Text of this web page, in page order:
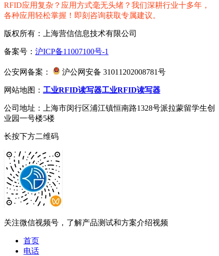
RFID应用复杂？应用方式毫无头绪？我们深耕行业十多年，
各种应用轻松掌握！即刻咨询获取专属建议。
版权所有：上海营信信息技术有限公司
备案号： 沪ICP备11007100号-1
公安网备案： 沪公网安备 31011202008781号
网站地图： 工业RFID读写器工业RFID读写器
公司地址：上海市闵行区浦江镇恒南路1328号派拉蒙留学生创
业园一号楼5楼
长按下方二维码
关注微信视频号，了解产品测试和方案介绍视频
首页
电话